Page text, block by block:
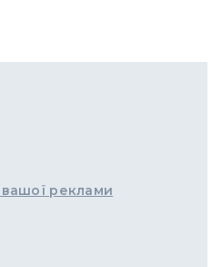
реклами